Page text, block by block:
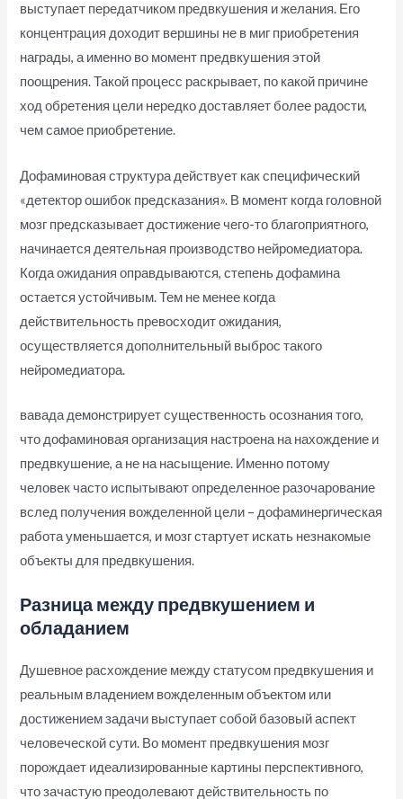
выступает передатчиком предвкушения и желания. Его
концентрация доходит вершины не в миг приобретения
награды, а именно во момент предвкушения этой
поощрения. Такой процесс раскрывает, по какой причине
ход обретения цели нередко доставляет более радости,
чем самое приобретение.
Дофаминовая структура действует как специфический
«детектор ошибок предсказания». В момент когда головной
мозг предсказывает достижение чего-то благоприятного,
начинается деятельная производство нейромедиатора.
Когда ожидания оправдываются, степень дофамина
остается устойчивым. Тем не менее когда
действительность превосходит ожидания,
осуществляется дополнительный выброс такого
нейромедиатора.
вавада демонстрирует существенность осознания того,
что дофаминовая организация настроена на нахождение и
предвкушение, а не на насыщение. Именно потому
человек часто испытывают определенное разочарование
вслед получения вожделенной цели – дофаминергическая
работа уменьшается, и мозг стартует искать незнакомые
объекты для предвкушения.
Разница между предвкушением и
обладанием
Душевное расхождение между статусом предвкушения и
реальным владением вожделенным объектом или
достижением задачи выступает собой базовый аспект
человеческой сути. Во момент предвкушения мозг
порождает идеализированные картины перспективного,
что зачастую преодолевают действительность по